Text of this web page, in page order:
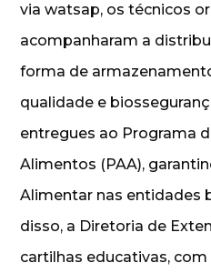
via watsap, os técnicos
acompanharam a
forma de
qualidade e
entregues ao Programa
Alimentos (PAA),
Alimentar nas entidades
disso, a Diretoria de
cartilhas educativas,